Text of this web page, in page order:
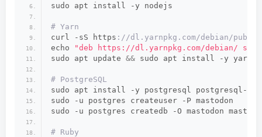
sudo apt install -y nodejs
# Yarn
curl -sS https ://dl.yarnpkg.com/debian/
echo
"deb https://dl.yarnpkg.com/debian/
sudo apt update && sudo apt install -y yarn
# PostgreSQL
sudo apt install -y postgresql postgresql-
sudo -u postgres createuser -P mastodon
sudo -u postgres createdb -O mastodon
# Ruby